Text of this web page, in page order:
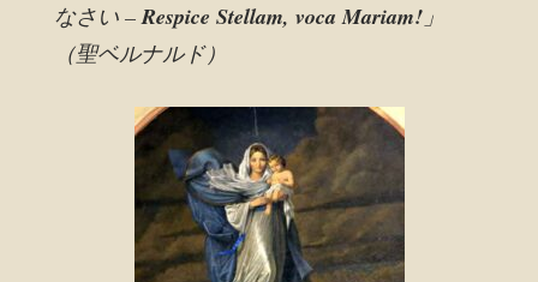
なさい –Respice Stellam, voca Mariam! 」
（聖ベルナルド）